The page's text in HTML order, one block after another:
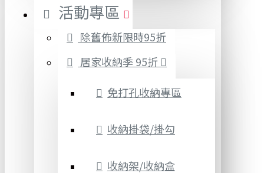
活動專區
除舊佈新限時95折
居家收納季 95折
免打孔收納專區
收納掛袋/掛勾
收納架/收納盒